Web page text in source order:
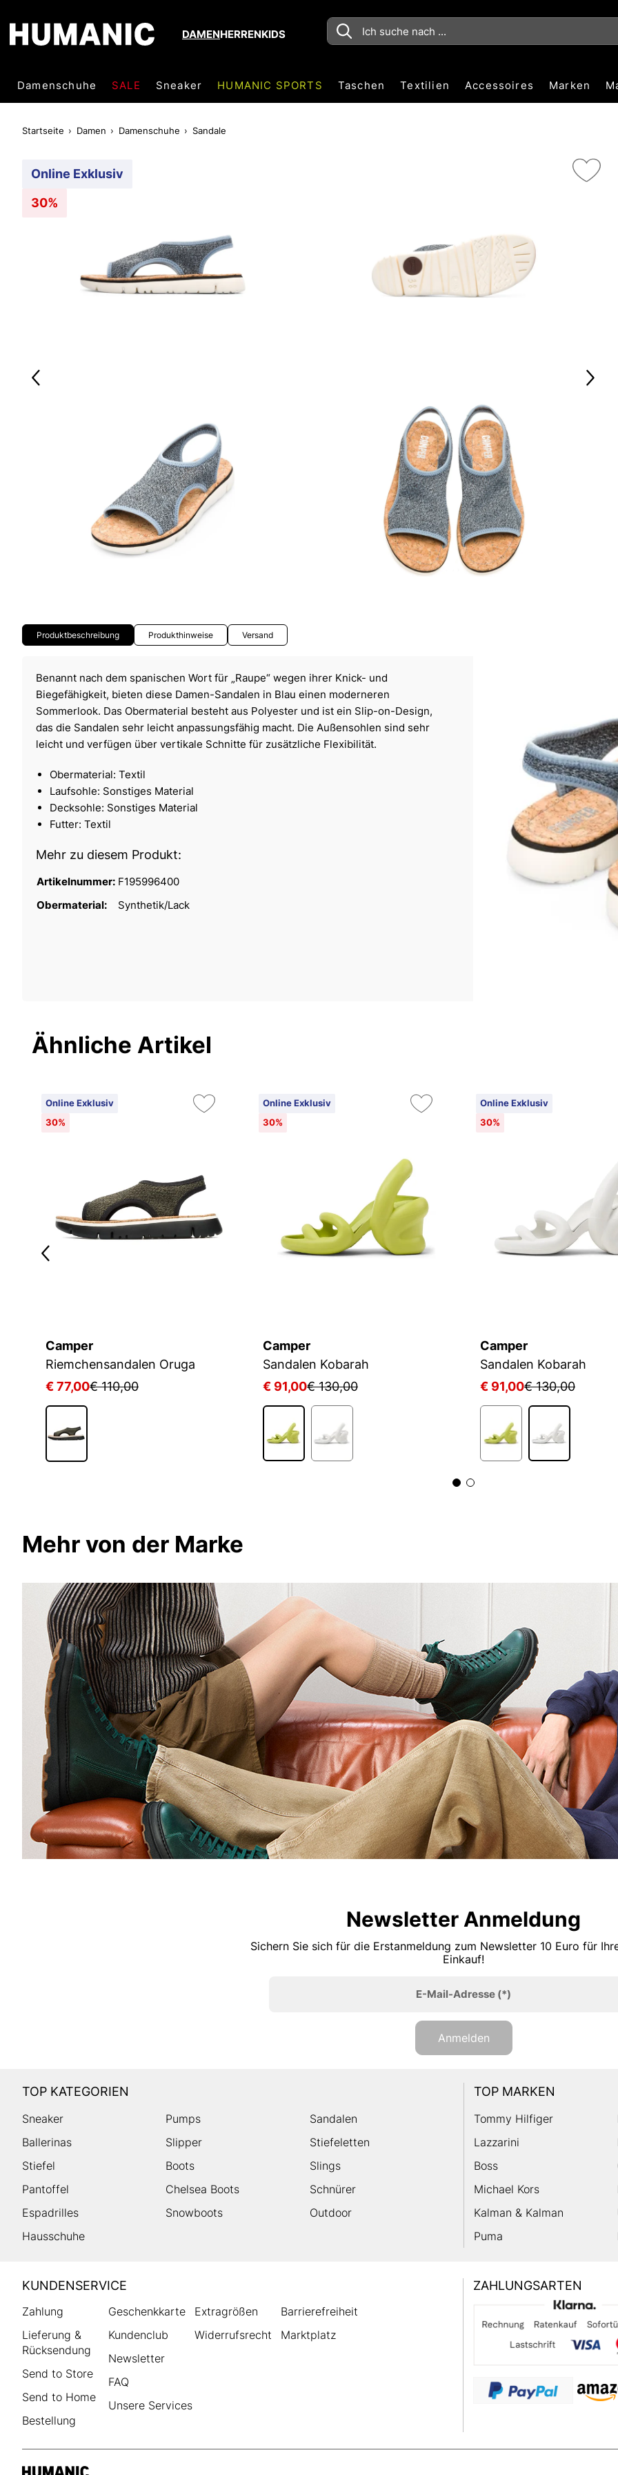
DAMENHERRENKIDS
Damenschuhe SALE Sneaker HUMANIC SPORTS Taschen Textilien Accessoires Marken
Startseite Damen Damenschuhe Sandale
Online Exklusiv
30%
Produktbeschreibung Produkthinweise Versand
Benannt nach dem spanischen Wort für „Raupe“ wegen ihrer Knick- und
Biegefähigkeit, bieten diese Damen-Sandalen in Blau einen moderneren
Sommerlook. Das Obermaterial besteht aus Polyester und ist ein Slip-on-Design,
das die Sandalen sehr leicht anpassungsfähig macht. Die Außensohlen sind sehr
leicht und verfügen über vertikale Schnitte für zusätzliche Flexibilität.
Obermaterial: Textil
Laufsohle: Sonstiges Material
Decksohle: Sonstiges Material
Futter: Textil
Mehr zu diesem Produkt:
Artikelnummer: F195996400
Obermaterial:
Synthetik/Lack
Ähnliche Artikel
Online Exklusiv
30%
Camper
Riemchensandalen Oruga
€ 77,00€ 110,00
Online Exklusiv
30%
Camper
Sandalen Kobarah
€ 91,00€ 130,00
Online Exklusiv
30%
Camper
Sandalen Kobarah
€ 91,00€ 130,00
Mehr von der Marke
Newsletter Anmeldung
Sichern Sie sich für die Erstanmeldung zum Newsletter 10 Euro für
Einkauf!
E-Mail-Adresse(*)
Anmelden
TOP KATEGORIEN
Sneaker Pumps
Sandalen
Ballerinas
Slipper
Stiefeletten
Stiefel
Boots
Slings
Pantoffel
Chelsea Boots
Schnürer
Espadrilles
Snowboots
Outdoor
Hausschuhe
TOP MARKEN
Tommy Hilfiger
Lazzarini
Boss
Michael Kors
Kalman & Kalman
Puma
HUMANIC
Footer
KUNDENSERVICE
Zahlung
Lieferung &
Rücksendung
Send to Store
Send to Home
Bestellung
Geschenkkarte
Kundenclub
Newsletter
FAQ
Unsere Services
Extragrößen
Widerrufsrecht
Barrierefreiheit
Marktplatz
ZAHLUNGSARTEN